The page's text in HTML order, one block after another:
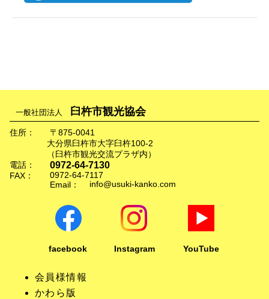
一般社団法人 臼杵市観光協会
住所：
〒875-0041
大分県臼杵市大字臼杵100-2
（臼杵市観光交流プラザ内）
電話：
0972-64-7130
FAX：
0972-64-7117
Email：
info@usuki-kanko.com
facebook Instagram YouTube
会員様情報
かわら版